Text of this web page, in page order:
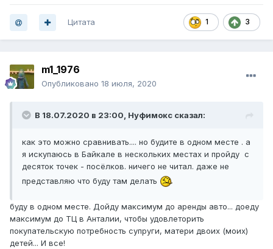
1 3
Цитата
m1_1976
Опубликовано 18 июля, 2020
В 18.07.2020 в 23:00, Нуфимокс сказал:
как это можно сравнивать.... но будите в одном месте . а
я искупаюсь в Байкале в нескольких местах и пройду с
десяток точек - посёлков. ничего не читал. даже не
представляю что буду там делать
буду в одном месте. Дойду максимум до аренды авто... доеду
максимум до ТЦ в Анталии, чтобы удовлеторить
покупательскую потребность супруги, матери двоих (моих)
детей... И все!